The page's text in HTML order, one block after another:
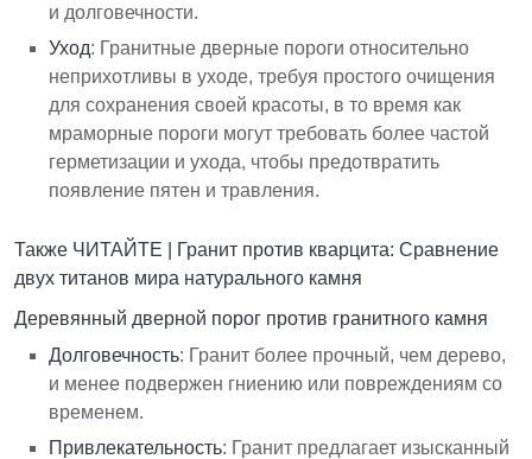
и долговечности.
Уход: Гранитные дверные пороги относительно
неприхотливы в уходе, требуя простого очищения
для сохранения своей красоты, в то время как
мраморные пороги могут требовать более частой
герметизации и ухода, чтобы предотвратить
появление пятен и травления.
Также ЧИТАЙТЕ |
Гранит против кварцита: Сравнение
двух титанов мира натурального камня
Деревянный дверной порог против гранитного камня
Долговечность: Гранит более прочный, чем дерево,
и менее подвержен гниению или повреждениям со
временем.
Привлекательность: Гранит предлагает изысканный